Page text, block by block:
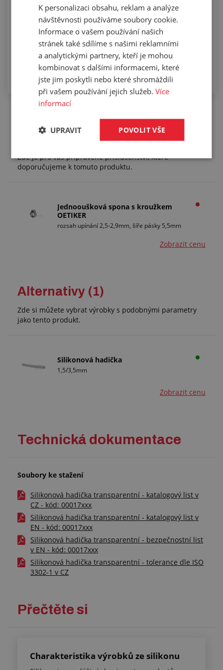
Příslušenství (1)
Zde je pro vás připravené příslušenství, které
doporučujeme k tomuto produktu.
Jednooušková spona s kroužkem
OETIKER
rozsah upínání 2,5-2,9mm, šíře pásky 5,5mm
Zobrazit cenu
Alternativy (1)
Zde si můžete vybrat výrobky s podobnými parametry
jako tento produkt.
Silikonová hadička
1,5/3,5mm
Zobrazit cenu
Technická dokumentace
Soubory ke stažení
Silikonová hadička transparentní - katalogový list v
CZ - kód: 00017xxx
Silikonová hadička transparentní - katalogový list v
EN - kód: 00017xxx
Silikonová hadička transparentní - bezpečnostní list
v EN - kód: 00017xxx
Silikonová hadička transparentní - tolerance dle ISO
3302-1 v CZ
Přečtěte si
Charakteristika výrobků ze silikonu
K personalizaci obsahu, reklam a analýze
návštěvnosti používáme soubory cookie.
Informace o vašem používání našich
stránek také sdílíme s našimi reklamními
a analytickými partnery, kteří je mohou
kombinovat s dalšími informacemi, které
jste jim poskytli nebo které shromáždili
při vašem používání jejich služeb.Více
informací
POVOLIT VŠE
UPRAVIT